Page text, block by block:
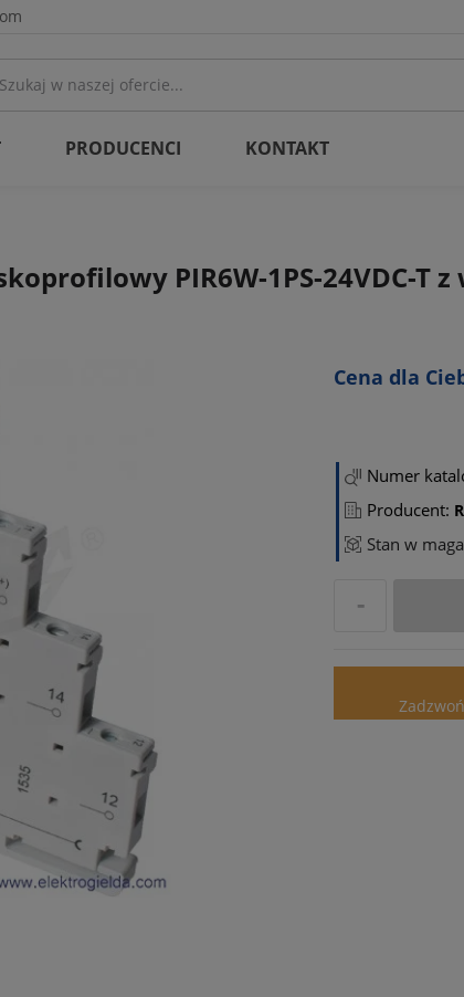
PRODUCENCI KONTAKT
PIR6W-1PS-24VDC-T
Cena dla
Numer
Producent:
Stan w
Zadzwoń